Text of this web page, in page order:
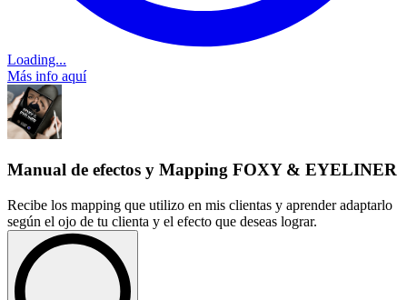
Loading...
Más info aquí
Manual de efectos y Mapping FOXY & EYELINER
Recibe los mapping que utilizo en mis clientas y aprender adaptarlo
según el ojo de tu clienta y el efecto que deseas lograr.